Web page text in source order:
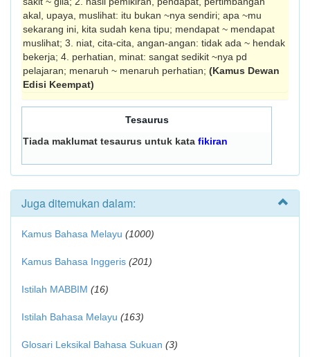
akal, upaya, muslihat: itu bukan ~nya sendiri; apa ~mu
sekarang ini, kita sudah kena tipu; mendapat ~ mendapat
muslihat; 3. niat, cita-cita, angan-angan: tidak ada ~ hendak
bekerja; 4. perhatian, minat: sangat sedikit ~nya pd
pelajaran; menaruh ~ menaruh perhatian; (Kamus Dewan
Edisi Keempat)
Tesaurus
Tiada maklumat tesaurus untuk kata fikiran
Juga ditemukan dalam:
Kamus Bahasa Melayu (1000)
Kamus Bahasa Inggeris (201)
Istilah MABBIM (16)
Istilah Bahasa Melayu (163)
Glosari Leksikal Bahasa Sukuan (3)